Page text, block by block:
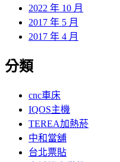
2022 年 10 月
2017 年 5 月
2017 年 4 月
分類
cnc車床
IQOS主機
TEREA加熱菸
中和當舖
台北票貼